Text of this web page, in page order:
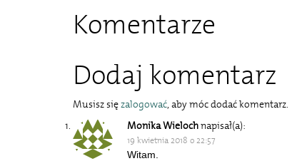
Komentarze
Dodaj komentarz
Musisz sięzalogować, aby móc dodać komentarz.
Monika Wielochnapisał(a):
19 kwietnia 2018 o 22:57
Witam.